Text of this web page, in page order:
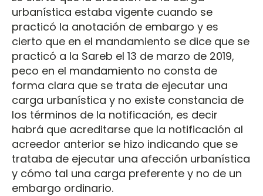
urbanística estaba vigente cuando se
practicó la anotación de embargo y es
cierto que en el mandamiento se dice que se
practicó a la Sareb el 13 de marzo de 2019,
peco en el mandamiento no consta de
forma clara que se trata de ejecutar una
carga urbanística y no existe constancia de
los términos de la notificación, es decir
habrá que acreditarse que la notificación al
acreedor anterior se hizo indicando que se
trataba de ejecutar una afección urbanística
y cómo tal una carga preferente y no de un
embargo ordinario.